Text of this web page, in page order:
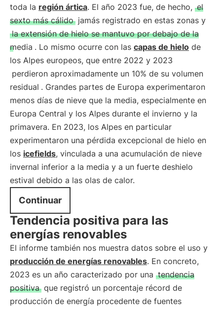
toda la región ártica. El año 2023 fue, de hecho, el
sexto más cálido jamás registrado en estas zonas y
la extensión de hielo se mantuvo por debajo de la
media . Lo mismo ocurre con las capas de hielo de
los Alpes europeos, que entre 2022 y 2023
perdieron aproximadamente un 10% de su volumen
residual . Grandes partes de Europa experimentaron
menos días de nieve que la media, especialmente en
Europa Central y los Alpes durante el invierno y la
primavera. En 2023, los Alpes en particular
experimentaron una pérdida excepcional de hielo en
los icefields, vinculada a una acumulación de nieve
invernal inferior a la media y a un fuerte deshielo
estival debido a las olas de calor.
Continuar
Tendencia positiva para las
energías renovables
El informe también nos muestra datos sobre el uso y
producción de energías renovables. En concreto,
2023 es un año caracterizado por una tendencia
positiva que registró un porcentaje récord de
producción de energía procedente de fuentes